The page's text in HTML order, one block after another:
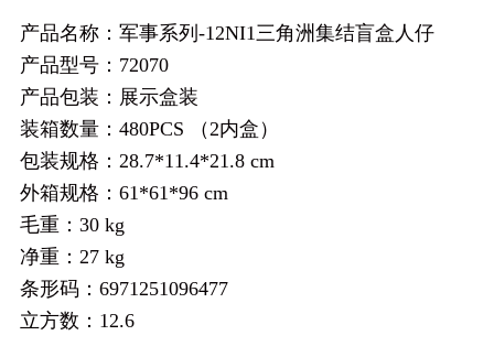
产品名称：军事系列-12NI1三角洲集结盲盒人仔
产品型号：72070
产品包装：展示盒装
装箱数量：480PCS （2内盒）
包装规格：28.7*11.4*21.8 cm
外箱规格：61*61*96 cm
毛重：30 kg
净重：27 kg
条形码：6971251096477
立方数：12.6